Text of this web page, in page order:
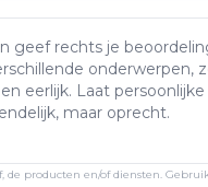
producten en/of diensten.